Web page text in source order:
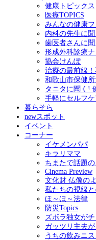
健康トピックス
医療TOPICS
みんなの健康フ
内科の先生に
歯医者さんに
形成外科診療
協会けんぽ
治療の最前線！
和歌山市保健所
タニタに聞く!
手軽にセルフ
暮らそら
newスポット
イベント
コーナー
イケメンパパ
キラリママ
ちまたで話題
Cinema Preview
文化財 仏像の
私たちの視線と
ほ～ほ～法律
防災Topics
ズボラ独女が
ガッツリ主夫
うちの飲みニ